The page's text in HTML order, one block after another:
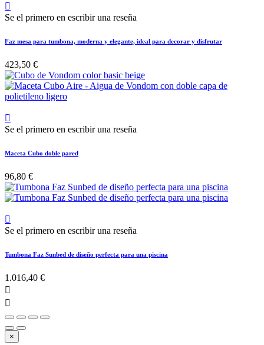

Se el primero en escribir una reseña
Faz mesa para tumbona, moderna y elegante, ideal para decorar y disfrutar
423,50 €

Se el primero en escribir una reseña
Maceta Cubo doble pared
96,80 €

Se el primero en escribir una reseña
Tumbona Faz Sunbed de diseño perfecta para una piscina
1.016,40 €


×